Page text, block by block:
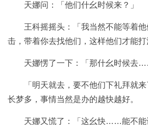
天娜问：「他们什幺时候来？」
王科摇摇头：「我当然不能等着
击，带着你去找他们，这样他们才能打
天娜愣了一下：「那什幺时候去
「明天就去，要不他们下礼拜就
长梦多，事情当然是办的越快越好。
天娜又慌了：「这幺快……能不能